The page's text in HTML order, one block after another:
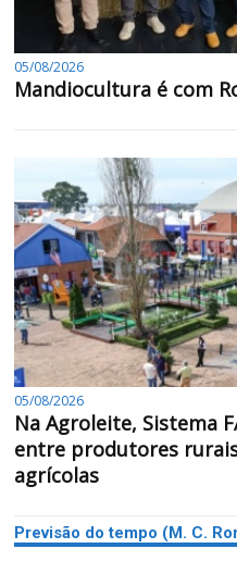
05/08/2026
Mandiocultura é com
05/08/2026
Na Agroleite, Sistema
entre produtores
agrícolas
Previsão do tempo (M. C.